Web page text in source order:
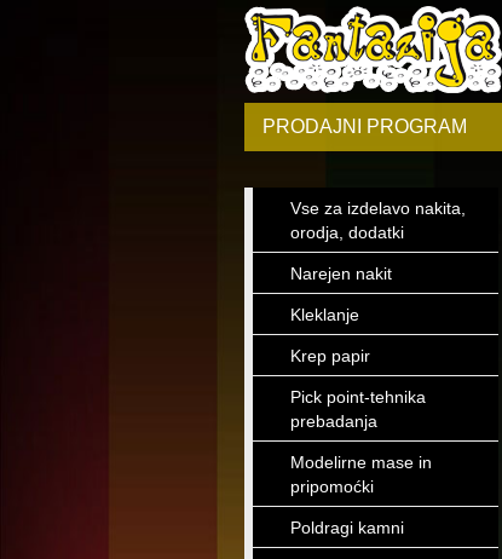
PRODAJNI PROGRAM
Vse za izdelavo nakita,
orodja, dodatki
Narejen nakit
Kleklanje
Krep papir
Pick point-tehnika
prebadanja
Modelirne mase in
pripomoćki
Poldragi kamni